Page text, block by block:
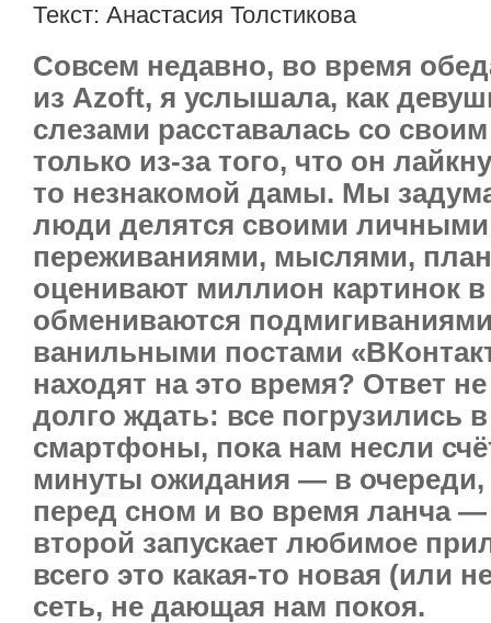
Текст: Анастасия Толстикова
Совсем недавно, во время
из Azoft, я услышала, как
слезами расставалась со
только из-за того, что он
то незнакомой дамы. Мы
люди делятся своими
переживаниями, мыслями,
оценивают миллион картинок
обмениваются
ванильными постами
находят на это время? Ответ
долго ждать: все погрузились
смартфоны, пока нам несли
минуты ожидания — в очереди,
перед сном и во время ланча
второй запускает любимое
всего это какая-то новая (или
сеть, не дающая нам покоя.